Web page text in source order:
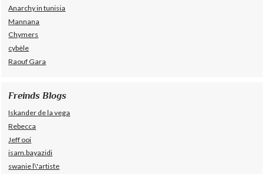
Anarchy in tunisia
Mannana
Chymers
cybèle
Raouf Gara
Freinds Blogs
Iskander de la vega
Rebecca
Jeff ooi
isam.bayazidi
swanie l\'artiste